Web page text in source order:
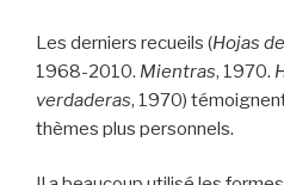
Les derniers recueils (Hojas
1968-2010. Mientras, 1970.
verdaderas, 1970)
thèmes plus personnels.